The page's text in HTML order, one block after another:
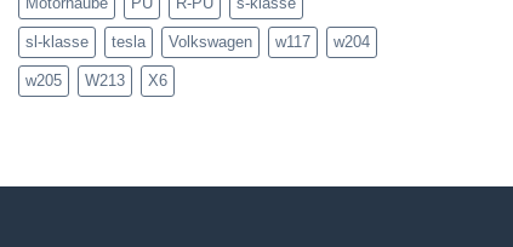
sl-klasse tesla Volkswagen w117 w204
w205 W213 X6